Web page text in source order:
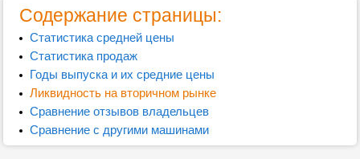
Содержание страницы:
Статистика средней цены
Статистика продаж
Годы выпуска и их средние цены
Ликвидность на вторичном рынке
Сравнение отзывов владельцев
Сравнение с другими машинами